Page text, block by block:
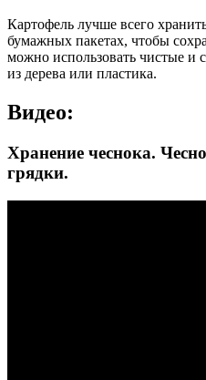
Картофель лучше всего
бумажных пакетах, чтобы
можно использовать чистые и
из дерева или пластика.
Видео:
Хранение чеснока.
грядки.